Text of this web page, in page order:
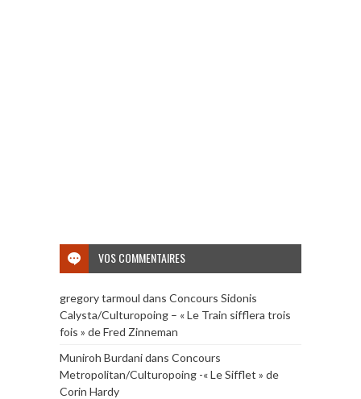
VOS COMMENTAIRES
gregory tarmoul dans Concours Sidonis
Calysta/Culturopoing – « Le Train sifflera trois
fois » de Fred Zinneman
Muniroh Burdanidans Concours
Metropolitan/Culturopoing -« Le Sifflet » de
Corin Hardy